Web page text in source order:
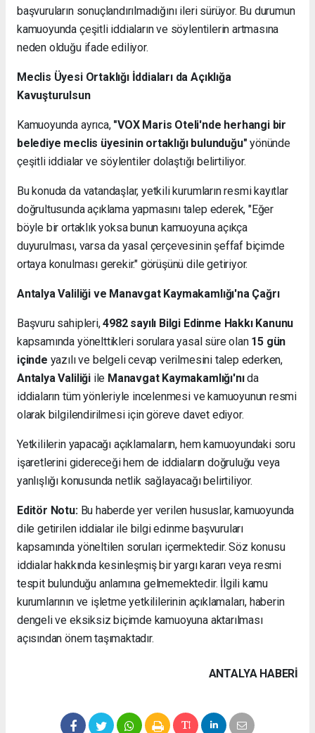
başvuruların sonuçlandırılmadığını ileri sürüyor. Bu durumun
kamuoyunda çeşitli iddiaların ve söylentilerin artmasına
neden olduğu ifade ediliyor.
Meclis Üyesi Ortaklığı İddiaları da Açıklığa
Kavuşturulsun
Kamuoyunda ayrıca, "VOX Maris Oteli'nde herhangi bir
belediye meclis üyesinin ortaklığı bulunduğu" yönünde
çeşitli iddialar ve söylentiler dolaştığı belirtiliyor.
Bu konuda da vatandaşlar, yetkili kurumların resmi kayıtlar
doğrultusunda açıklama yapmasını talep ederek, "Eğer
böyle bir ortaklık yoksa bunun kamuoyuna açıkça
duyurulması, varsa da yasal çerçevesinin şeffaf biçimde
ortaya konulması gerekir." görüşünü dile getiriyor.
Antalya Valiliği ve Manavgat Kaymakamlığı'na Çağrı
Başvuru sahipleri,4982 sayılı Bilgi Edinme Hakkı Kanunu
kapsamında yönelttikleri sorulara yasal süre olan 15 gün
içinde yazılı ve belgeli cevap verilmesini talep ederken,
Antalya Valiliğiile Manavgat Kaymakamlığı'nıda
iddiaların tüm yönleriyle incelenmesi ve kamuoyunun resmi
olarak bilgilendirilmesi için göreve davet ediyor.
Yetkililerin yapacağı açıklamaların, hem kamuoyundaki soru
işaretlerini gidereceği hem de iddiaların doğruluğu veya
yanlışlığı konusunda netlik sağlayacağı belirtiliyor.
Editör Notu:Bu haberde yer verilen hususlar, kamuoyunda
dile getirilen iddialar ile bilgi edinme başvuruları
kapsamında yöneltilen soruları içermektedir. Söz konusu
iddialar hakkında kesinleşmiş bir yargı kararı veya resmi
tespit bulunduğu anlamına gelmemektedir. İlgili kamu
kurumlarının ve işletme yetkililerinin açıklamaları, haberin
dengeli ve eksiksiz biçimde kamuoyuna aktarılması
açısından önem taşımaktadır.
ANTALYA HABERİ